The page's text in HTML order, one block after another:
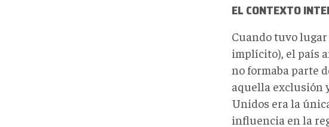
EL CONTEXTO
Cuando tuvo
implícito), el país
no formaba parte
aquella exclusión
Unidos era la
influencia en la